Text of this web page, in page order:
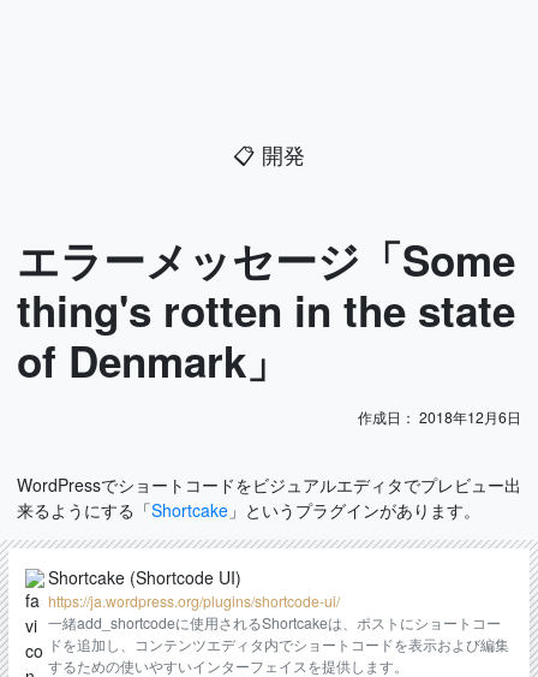
📋 開発
エラーメッセージ「Some
thing's rotten in the state
of Denmark」
作成日： 2018年12月6日
WordPressでショートコードをビジュアルエディタでプレビュー出
来るようにする「Shortcake 」というプラグインがあります。
Shortcake (Shortcode UI)
https://ja.wordpress.org/plugins/shortcode-ui/
一緒add_shortcodeに使用されるShortcakeは、ポストにショートコー
ドを追加し、コンテンツエディタ内でショートコードを表示および編集
するための使いやすいインターフェイスを提供します。